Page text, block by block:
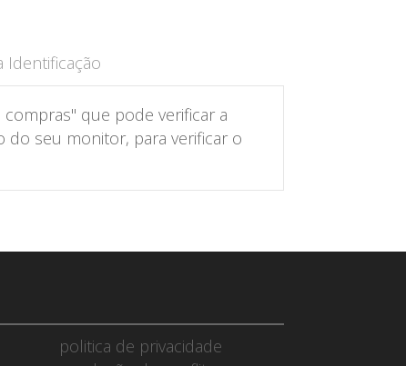
Identificação
que pode verificar a
seu monitor, para verificar o
politica de privacidade